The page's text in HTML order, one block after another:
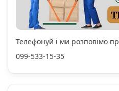
Телефонуй і ми розповімо
099-533-15-35